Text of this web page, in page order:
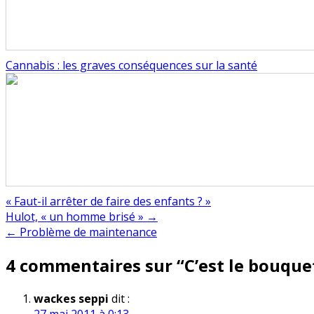
Cannabis : les graves conséquences sur la santé
« Faut-il arrêter de faire des enfants ? »
Navigation
de
l’article
Hulot, « un homme brisé » →
← Problème de maintenance
4 commentaires sur “C’est le
wackes seppi dit :